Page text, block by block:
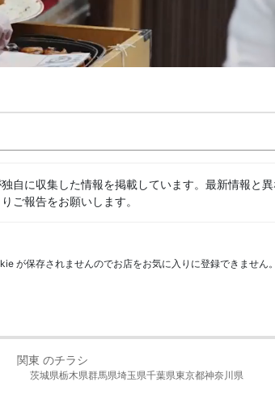
自に収集した情報を掲載しています。最新情報と
りご報告をお願いします。
が保存されませんのでお店をお気に入りに登録できません。
関東 のチラシ
茨城県栃木県群馬県埼玉県千葉県東京都神奈川県